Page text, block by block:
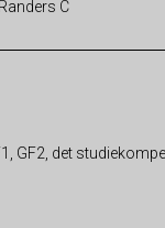
C
GF2, det